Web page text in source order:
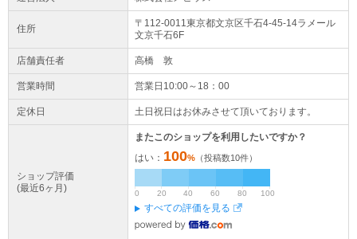
住所 〒112-0011東京都文京区千石4-45-14ラメール
文京千石6F
店舗責任者 高橋 敦
営業時間 営業日10:00～18：00
定休日 土日祝日はお休みさせて頂いております。
ショップ評価
(最近6ヶ月)
またこのショップを利用したいですか？
はい： 100% （投稿数10件）
0 20 40 60 80 100
すべての評価を見る